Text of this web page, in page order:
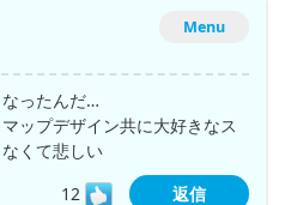
Menu
ったんだ…
ップデザイン共に大好きなス
くて悲しい
12
返信